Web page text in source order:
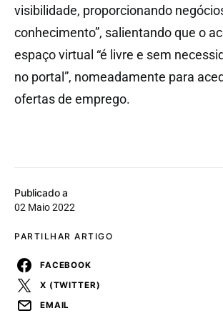
Publicado a
02 Maio 2022
PARTILHAR ARTIGO
FACEBOOK
X (TWITTER)
EMAIL
visibilidade, proporcionando
conhecimento”, salientando que o
espaço virtual “é livre e sem
no portal”, nomeadamente para
ofertas de emprego.